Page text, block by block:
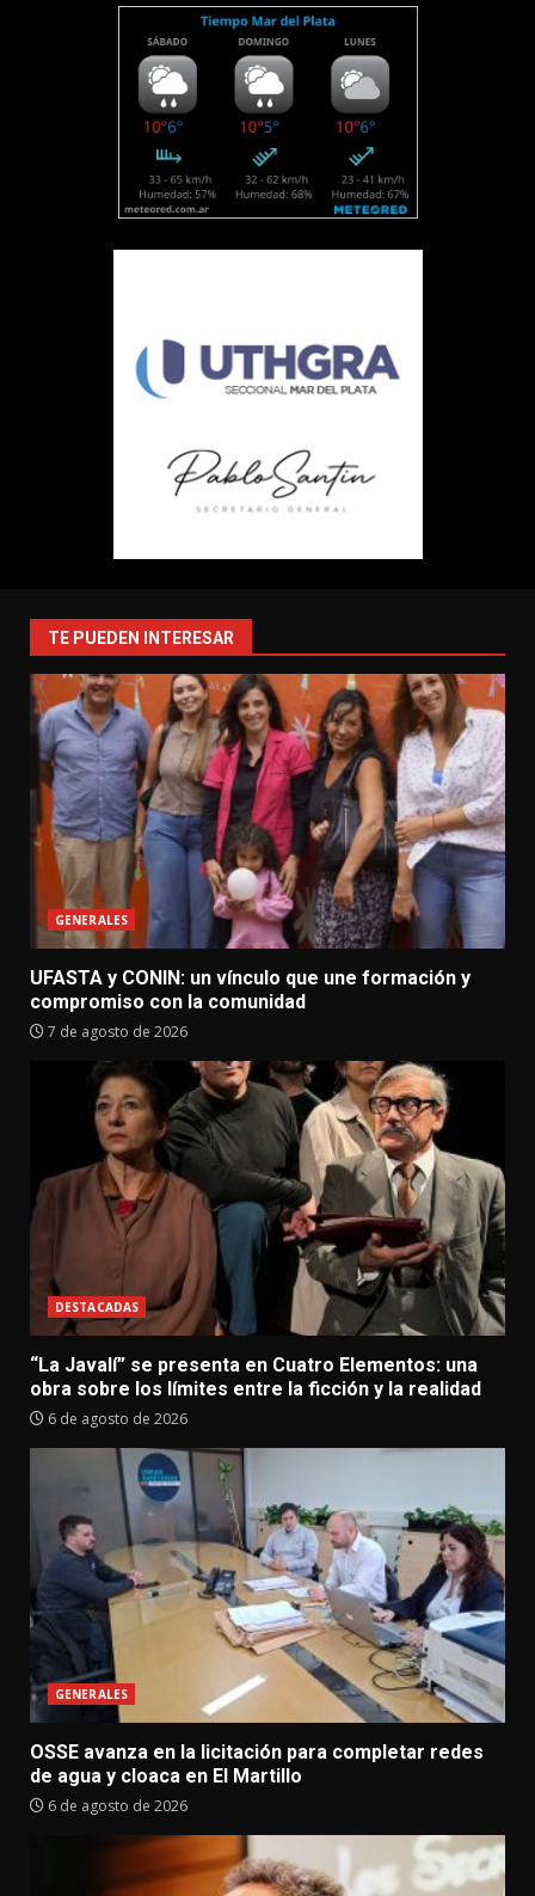
TE PUEDEN INTERESAR
GENERALES
UFASTA y CONIN: un vínculo que une formación y
compromiso con la comunidad
7 de agosto de 2026
DESTACADAS
“La Javalí” se presenta en Cuatro Elementos: una
obra sobre los límites entre la ficción y la realidad
6 de agosto de 2026
GENERALES
OSSE avanza en la licitación para completar redes
de agua y cloaca en El Martillo
6 de agosto de 2026